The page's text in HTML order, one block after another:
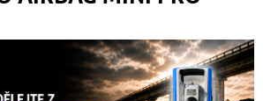
PRODUKTY